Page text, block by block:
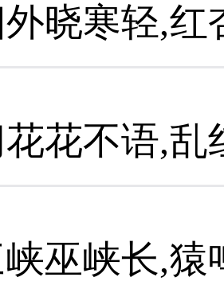
晓寒轻,红
花不语,乱
巫峡长,猿